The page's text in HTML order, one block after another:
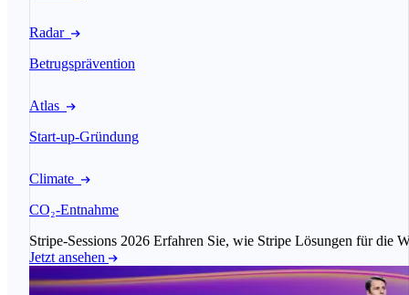
Radar
Betrugsprävention
Atlas
Start-up-Gründung
Climate
CO₂-Entnahme
Stripe-Sessions 2026 Erfahren Sie, wie Stripe Lösungen für die
Jetzt ansehen